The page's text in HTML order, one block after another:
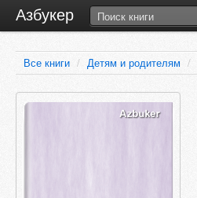
Азбукер
Все книги / Детям и родителям /